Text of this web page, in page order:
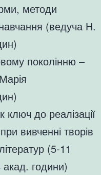
методи
навчання (ведуча Н.
поколінню –
ключ до реалізації
вивченні творів
(5-11
години)